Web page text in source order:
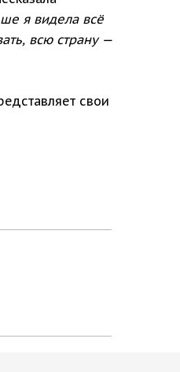
я видела всё
всю страну —
свои